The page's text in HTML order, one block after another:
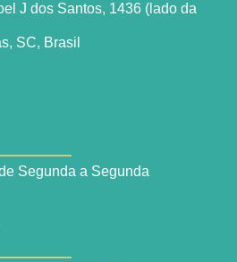
J dos Santos, 1436 (lado da
SC, Brasil
Segunda a Segunda